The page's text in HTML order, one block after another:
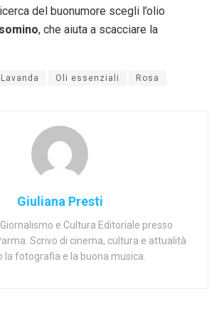
del buonumore scegli l’olio
, che aiuta a scacciare la
Lavanda Oli essenziali Rosa
Giuliana Presti
Giornalismo e Cultura Editoriale presso
Scrivo di cinema, cultura e attualità
la fotografia e la buona musica.